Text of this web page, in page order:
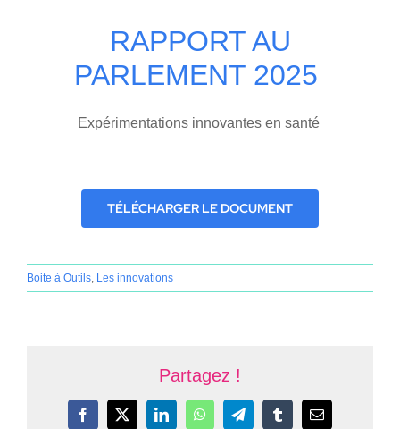
RAPPORT AU
PARLEMENT 2025
Expérimentations innovantes en santé
TÉLÉCHARGER LE DOCUMENT
Boite à Outils, Les innovations
Partagez !
Facebook
X LinkedInWhatsAppTelegramTumblrEmail